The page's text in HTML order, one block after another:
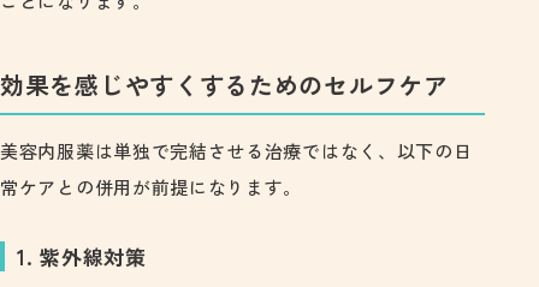
効果を感じやすくするためのセルフケア
美容内服薬は単独で完結させる治療ではなく、以下の日
常ケアとの併用が前提になります。
1. 紫外線対策